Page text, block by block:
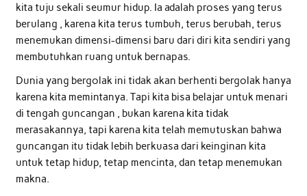
kita tuju sekali seumur hidup. Ia adalah proses yang terus
berulang , karena kita terus tumbuh, terus berubah, terus
menemukan dimensi-dimensi baru dari diri kita sendiri yang
membutuhkan ruang untuk bernapas.
Dunia yang bergolak ini tidak akan berhenti bergolak hanya
karena kita memintanya. Tapi kita bisa belajar untuk menari
di tengah guncangan , bukan karena kita tidak
merasakannya, tapi karena kita telah memutuskan bahwa
guncangan itu tidak lebih berkuasa dari keinginan kita
untuk tetap hidup, tetap mencinta, dan tetap menemukan
makna.